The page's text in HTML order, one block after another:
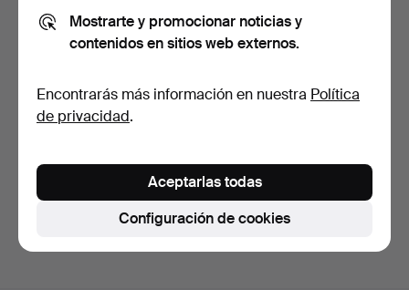
BICICLETA DE PASEO,
Crescent Street.
106 USD
BICICLETA DE
CABALLERO, Crescent
Vising.
6 días
85 USD
También puedes buscar ennuestro archivo de
subastas concluidas.
Mostrarte y promocionar noticias y
contenidos en sitios web externos.
Encontrarás más información en nuestra Política
de privacidad.
Configuración de cookies
Aceptarlas todas